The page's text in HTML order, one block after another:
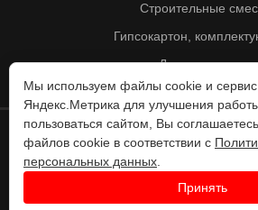
Строительные
Гипсокартон,
Другие товары
© Колорит 1995 -
Разработка веб-
Мы используем файлы cookie и сервис
Яндекс.Метрика для улучшения
пользоваться сайтом, Вы
файлов cookie в соответствии с
персональных данных
Принять